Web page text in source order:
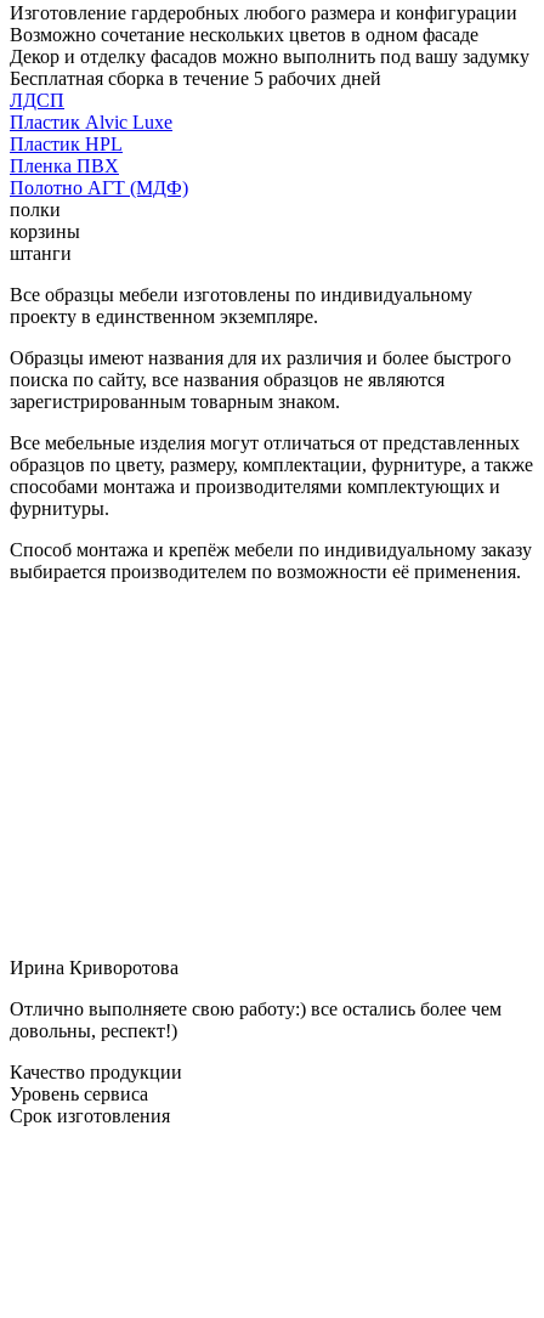
Изготовление гардеробных любого размера и конфигурации
Возможно сочетание нескольких цветов в одном фасаде
Декор и отделку фасадов можно выполнить под вашу задумку
Бесплатная сборка в течение 5 рабочих дней
ЛДСП
Пластик Alvic Luxe
Пластик HPL
Пленка ПВХ
Полотно АГТ (МДФ)
полки
корзины
штанги
Все образцы мебели изготовлены по индивидуальному
проекту в единственном экземпляре.
Образцы имеют названия для их различия и более быстрого
поиска по сайту, все названия образцов не являются
зарегистрированным товарным знаком.
Все мебельные изделия могут отличаться от представленных
образцов по цвету, размеру, комплектации, фурнитуре, а также
способами монтажа и производителями комплектующих и
фурнитуры.
Способ монтажа и крепёж мебели по индивидуальному заказу
выбирается производителем по возможности её применения.
Ирина Криворотова
Отлично выполняете свою работу:) все остались более чем
довольны, респект!)
Качество продукции
Уровень сервиса
Срок изготовления